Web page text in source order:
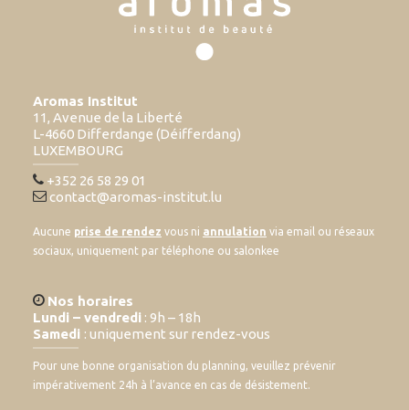
Aromas Institut
11, Avenue de la Liberté
L-4660 Differdange (Déifferdang)
LUXEMBOURG
+352 26 58 29 01
contact@aromas-institut.lu
Aucune prise de rendez vous ni annulation via email ou réseaux
sociaux, uniquement par téléphone ou salonkee
Nos horaires
Lundi – vendredi : 9h – 18h
Samedi : uniquement sur rendez-vous
Pour une bonne organisation du planning, veuillez prévenir
impérativement 24h à l’avance en cas de désistement.